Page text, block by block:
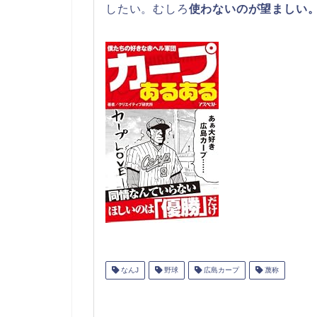
したい。むしろ使わないのが望ましい
なんJ 野球 広島カープ 蔑称